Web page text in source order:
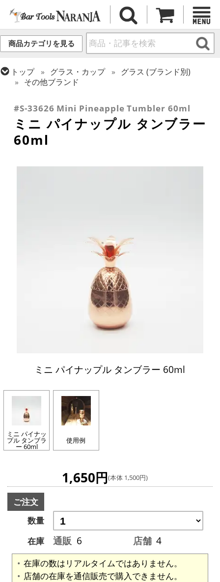
商品カテゴリを見る
トップ グラス・カップ
グラス (ブランド別)
その他ブランド
ショットグラス
#S-33626 Mini Pineapple Tumbler 60ml
ミニ パイナップル タンブラー
60ml
ミニ パイナップル タンブラー 60ml
ミニ パイナッ
プル タンブラ
ー 60ml
使用例
1,650円(本体 1,500円)
ご注文
数量
在庫
通販 6 店舗 4
在庫の数はリアルタイムではありません。
店舗の在庫を通信販売で購入できません。